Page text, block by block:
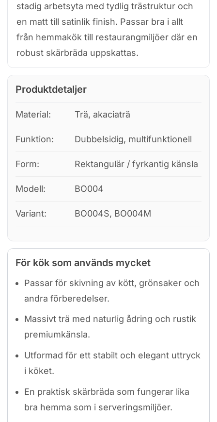
stadig arbetsyta med tydlig trästruktur och
en matt till satinlik finish. Passar bra i allt
från hemmakök till restaurangmiljöer där en
robust skärbräda uppskattas.
Produktdetaljer
Material: Trä, akaciaträ
Funktion: Dubbelsidig, multifunktionell
Form: Rektangulär / fyrkantig känsla
Modell: BO004
Variant: BO004S, BO004M
För kök som används mycket
Passar för skivning av kött, grönsaker och
andra förberedelser.
Massivt trä med naturlig ådring och rustik
premiumkänsla.
Utformad för ett stabilt och elegant uttryck
i köket.
En praktisk skärbräda som fungerar lika
bra hemma som i serveringsmiljöer.